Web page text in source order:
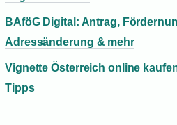
BAföG Digital: Antrag,
Adressänderung & mehr
Vignette Österreich online
Tipps